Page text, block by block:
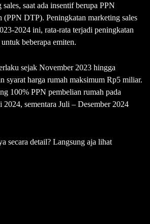
saat ada insentif berupa PPN
(PPN DTP). Peningkatan marketing sales
2024 ini, rata-rata terjadi peningkatan
beberapa emiten.
sejak November 2023 hingga
syarat harga rumah maksimum Rp5 miliar.
100% PPN pembelian rumah pada
sementara Juli – Desember 2024
secara detail? Langsung aja lihat